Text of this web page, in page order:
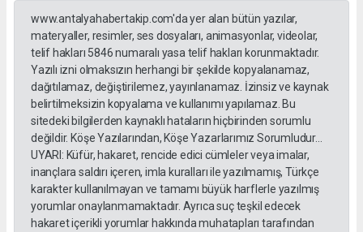
www.antalyahabertakip.com'da yer alan bütün yazılar,
materyaller, resimler, ses dosyaları, animasyonlar, videolar,
telif hakları 5846 numaralı yasa telif hakları korunmaktadır.
Yazılı izni olmaksızın herhangi bir şekilde kopyalanamaz,
dağıtılamaz, değiştirilemez, yayınlanamaz. İzinsiz ve kaynak
belirtilmeksizin kopyalama ve kullanımı yapılamaz. Bu
sitedeki bilgilerden kaynaklı hataların hiçbirinden sorumlu
değildir. Köşe Yazılarından, Köşe Yazarlarımız Sorumludur...
UYARI: Küfür, hakaret, rencide edici cümleler veya imalar,
inançlara saldırı içeren, imla kuralları ile yazılmamış, Türkçe
karakter kullanılmayan ve tamamı büyük harflerle yazılmış
yorumlar onaylanmamaktadır. Ayrıca suç teşkil edecek
hakaret içerikli yorumlar hakkında muhatapları tarafından